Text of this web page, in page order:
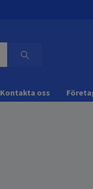
Kontakta oss